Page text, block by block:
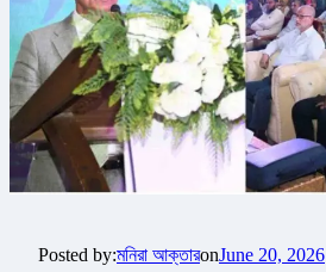
Posted by:মনিরা আক্তারonJune 20, 2026